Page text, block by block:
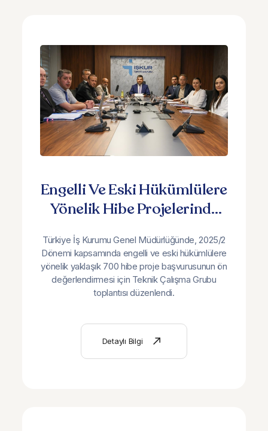
Engelli Ve Eski Hükümlülere
Yönelik Hibe Projelerinde
Toplantısı Gerçekleştirildi
Türkiye İş Kurumu Genel Müdürlüğünde, 2025/2
Dönemi kapsamında engelli ve eski hükümlülere
yönelik yaklaşık 700 hibe proje başvurusunun ön
değerlendirmesi için Teknik Çalışma Grubu
toplantısı düzenlendi.
Detaylı Bilgi